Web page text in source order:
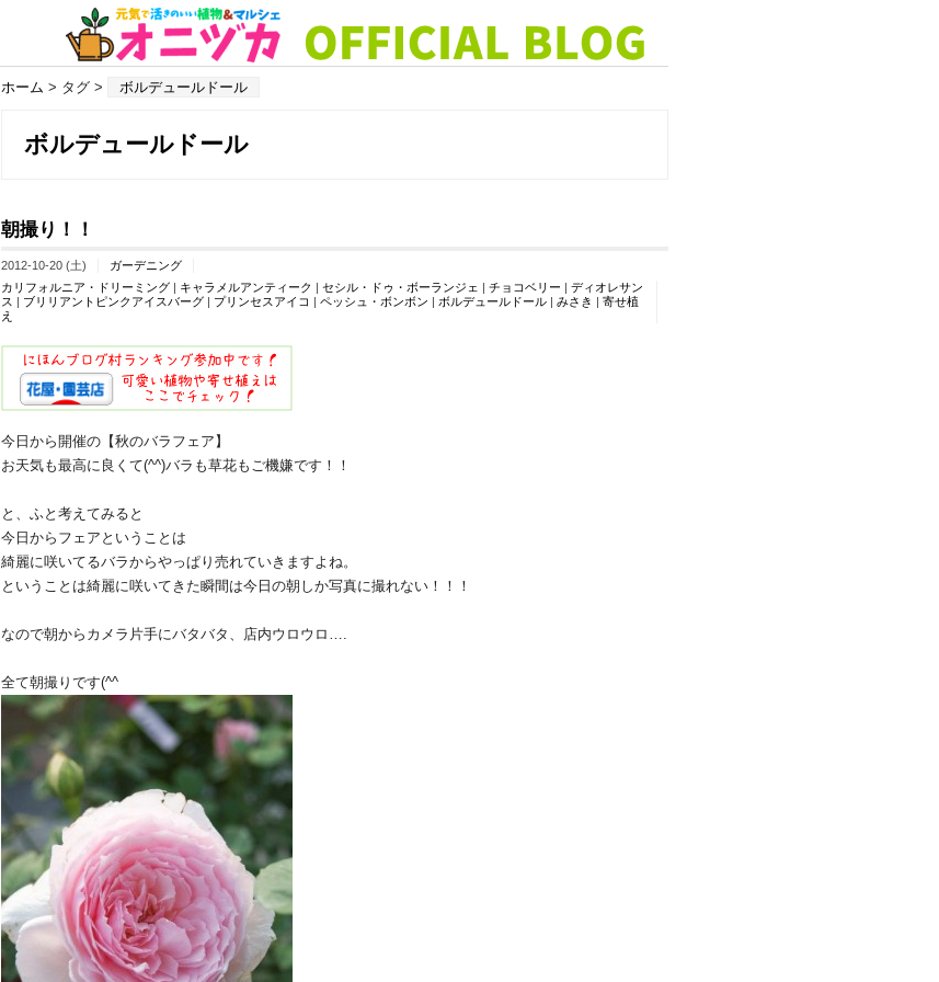
ホーム > タグ > ボルデュールドール
ボルデュールドール
朝撮り！！
2012-10-20 (土)
ガーデニング
カリフォルニア・ドリーミング | キャラメルアンティーク | セシル・ドゥ・ボーランジェ | チョコベリー | ディオレサン
ス | ブリリアントピンクアイスバーグ | プリンセスアイコ | ペッシュ・ボンボン | ボルデュールドール | みさき | 寄せ植
え
今日から開催の【秋のバラフェア】
お天気も最高に良くて(^^)バラも草花もご機嫌です！！
と、ふと考えてみると
今日からフェアということは
綺麗に咲いてるバラからやっぱり売れていきますよね。
ということは綺麗に咲いてきた瞬間は今日の朝しか写真に撮れない！！！
なので朝からカメラ片手にバタバタ、店内ウロウロ….
全て朝撮りです(^^ゞ